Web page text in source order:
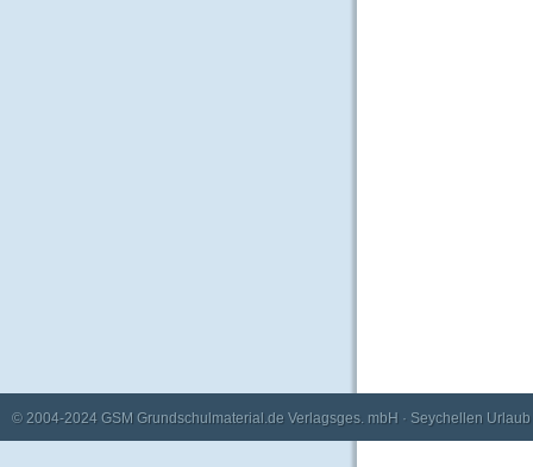
© 2004-2024 GSM Grundschulmaterial.de Verlagsges. mbH · Seychellen Urlaub